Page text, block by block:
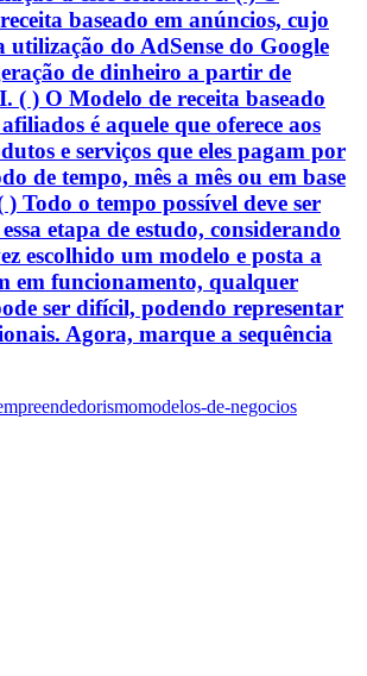
baseado em anúncios, cujo
utilização do AdSense do Google
de dinheiro a partir de
( ) O Modelo de receita baseado
é aquele que oferece aos
e serviços que eles pagam por
de tempo, mês a mês ou em base
Todo o tempo possível deve ser
etapa de estudo, considerando
escolhido um modelo e posta a
em funcionamento, qualquer
ser difícil, podendo representar
Agora, marque a sequência
modelos-de-negocios